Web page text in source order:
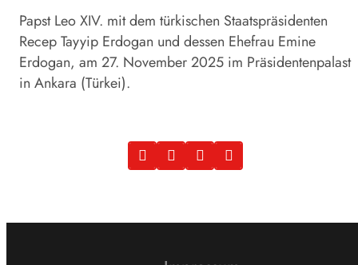
Papst Leo XIV. mit dem türkischen Staatspräsidenten
Recep Tayyip Erdogan und dessen Ehefrau Emine
Erdogan, am 27. November 2025 im Präsidentenpalast
in Ankara (Türkei).